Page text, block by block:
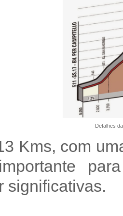
Detalhes
Kms, com
significativas.